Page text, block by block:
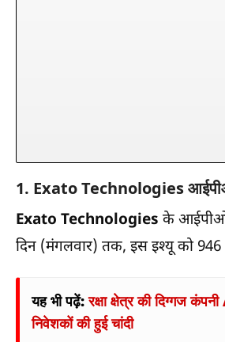
1. Exato Technologies
Exato Technologies के आईपीओ
दिन (मंगलवार) तक, इस इश्यू को 946
यह भी पढ़ें:रक्षा क्षेत्र की दिग्गज
निवेशकों की हुई चांदी